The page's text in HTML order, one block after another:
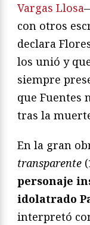
Vargas Llosa
con otros
declara
los unió y
siempre
que Fuentes
tras la
En la gran
transparente
personaje
idolatrado
interpretó